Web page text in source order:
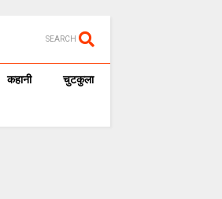
SEARCH
कहानी चुटकुला